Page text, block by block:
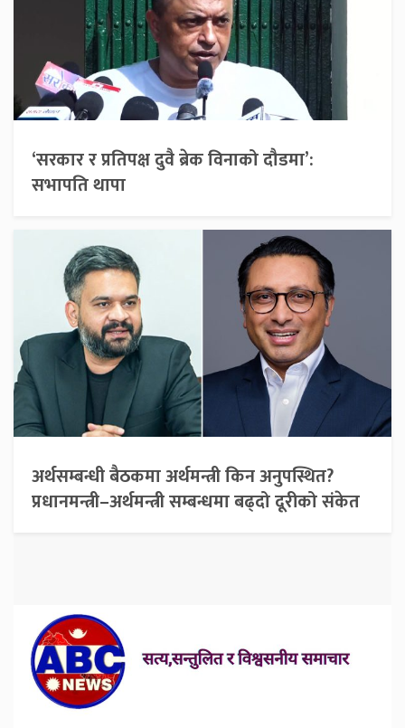
‘सरकार र प्रतिपक्ष दुवै ब्रेक विनाको दौडमा’:
सभापति थापा
अर्थसम्बन्धी बैठकमा अर्थमन्त्री किन अनुपस्थित?
प्रधानमन्त्री–अर्थमन्त्री सम्बन्धमा बढ्दो दूरीको संकेत